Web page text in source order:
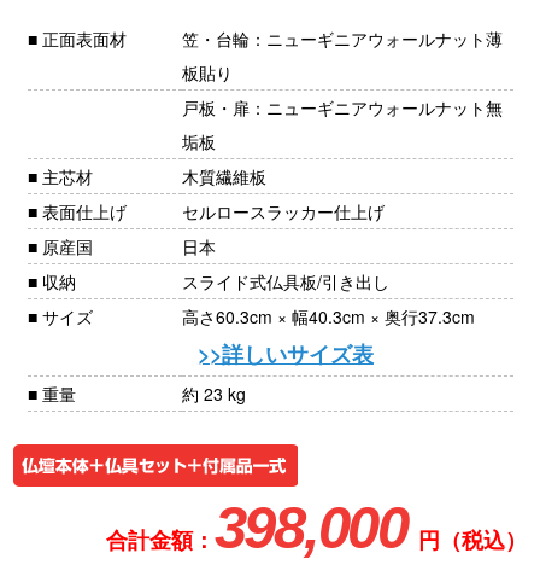
■ 正面表面材
笠・台輪：ニューギニアウォールナット薄
板貼り
戸板・扉：ニューギニアウォールナット無
垢板
■ 主芯材
木質繊維板
■ 表面仕上げ
セルロースラッカー仕上げ
■ 原産国
日本
■ 収納
スライド式仏具板/引き出し
■ サイズ
高さ60.3cm × 幅40.3cm × 奥行37.3cm
>>詳しいサイズ表
■ 重量 約 23 kg
合計金額： 398,000 円（税込）